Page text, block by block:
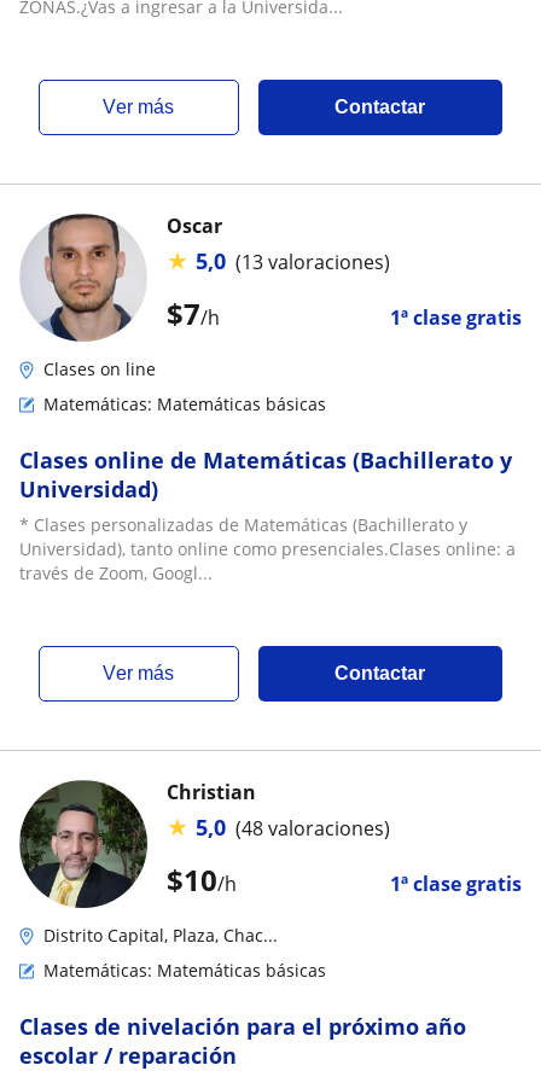
ZONAS.¿Vas a ingresar a la Universida...
ver más Contactar
$7/h 1ª clase gratis
Oscar
★ 5,0 (13 valoraciones)
Clases on line
Matemáticas: Matemáticas básicas
Clases online de Matemáticas (Bachillerato y
Universidad)
* Clases personalizadas de Matemáticas (Bachillerato y
Universidad), tanto online como presenciales.Clases online: a
través de Zoom, Googl...
ver más Contactar
$10/h 1ª clase gratis
Christian
★ 5,0 (48 valoraciones)
Distrito Capital, Plaza, Chac...
Matemáticas: Matemáticas básicas
Clases de nivelación para el próximo año
escolar / reparación